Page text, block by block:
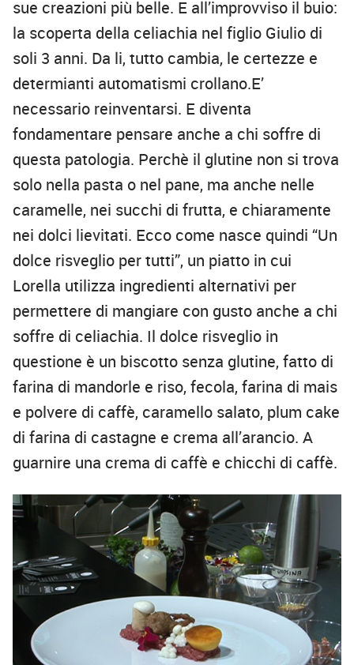
sue creazioni più belle. E all’improvviso il buio:
la scoperta della celiachia nel figlio Giulio di
soli 3 anni. Da li, tutto cambia, le certezze e
determianti automatismi crollano.E’
necessario reinventarsi. E diventa
fondamentare pensare anche a chi soffre di
questa patologia. Perchè il glutine non si trova
solo nella pasta o nel pane, ma anche nelle
caramelle, nei succhi di frutta, e chiaramente
nei dolci lievitati. Ecco come nasce quindi “Un
dolce risveglio per tutti”, un piatto in cui
Lorella utilizza ingredienti alternativi per
permettere di mangiare con gusto anche a chi
soffre di celiachia. Il dolce risveglio in
questione è un biscotto senza glutine, fatto di
farina di mandorle e riso, fecola, farina di mais
e polvere di caffè, caramello salato, plum cake
di farina di castagne e crema all’arancio. A
guarnire una crema di caffè e chicchi di caffè.